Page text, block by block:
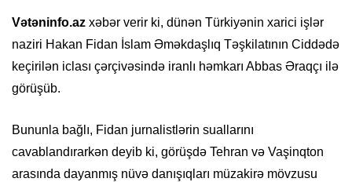
Vətəninfo.az xəbər verir ki, dünən Türkiyənin xarici işlər
naziri Hakan Fidan İslam Əməkdaşlıq Təşkilatının Ciddədə
keçirilən iclası çərçivəsində iranlı həmkarı Abbas Əraqçı ilə
görüşüb.
Bununla bağlı, Fidan jurnalistlərin suallarını
cavablandırarkən deyib ki, görüşdə Tehran və Vaşinqton
arasında dayanmış nüvə danışıqları müzakirə mövzusu